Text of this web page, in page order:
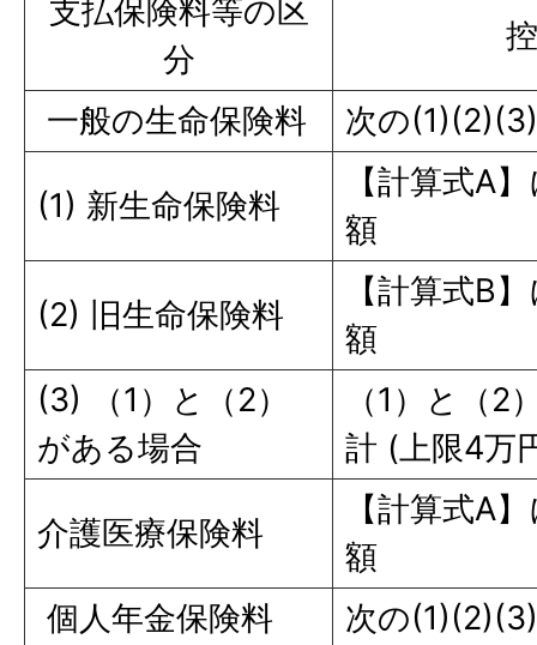
支払保険料等の区
分
一般の生命保険料 次の
(1) 新生命保険料
【計算式A
額
(2) 旧生命保険料
【計算式B
額
(3) （1）と（2）
がある場合
（1）と（2
計 (上限4万
介護医療保険料
【計算式A
額
個人年金保険料
次の